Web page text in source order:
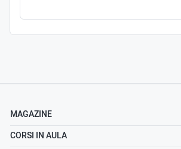
MAGAZINE
CORSI IN AULA